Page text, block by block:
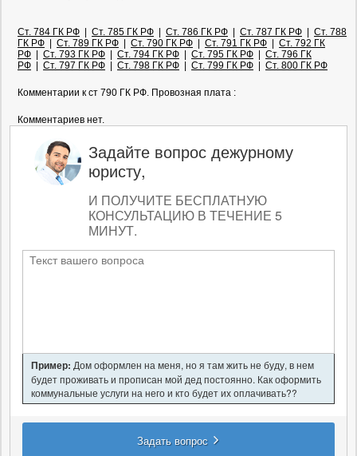
Ст. 784 ГК РФ Ст. 785 ГК РФ Ст. 786 ГК РФ Ст. 787 ГК РФ
Ст. 788
ГК РФ
Ст. 789 ГК РФ Ст. 790 ГК РФ Ст. 791 ГК РФ
Ст. 792 ГК
РФ
Ст. 793 ГК РФ Ст. 794 ГК РФ Ст. 795 ГК РФ
Ст. 796 ГК
РФ
Ст. 797 ГК РФ Ст. 798 ГК РФ Ст. 799 ГК РФ Ст. 800 ГК РФ
Комментарии к ст 790 ГК РФ. Провозная плата :
Комментариев нет.
Задайте вопрос дежурному
юристу,
И ПОЛУЧИТЕ БЕСПЛАТНУЮ
КОНСУЛЬТАЦИЮ В ТЕЧЕНИЕ 5
МИНУТ.
Пример: Дом оформлен на меня, но я там жить не буду, в нем
будет проживать и прописан мой дед постоянно. Как оформить
коммунальные услуги на него и кто будет их оплачивать??
Задать вопрос